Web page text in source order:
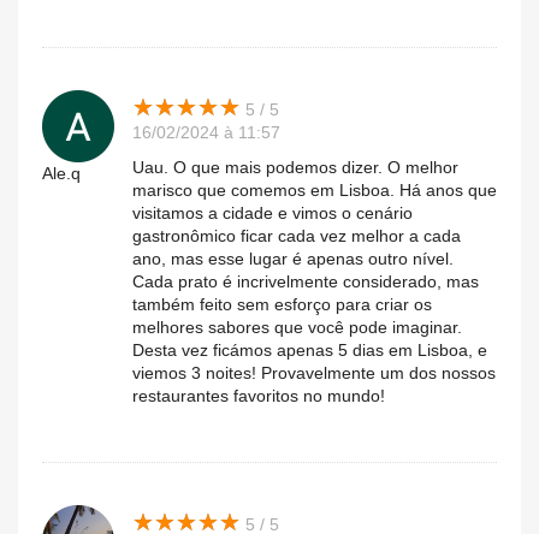
Ale.q
★★★★★
★★★★★ 5 / 5
16/02/2024 à 11:57
Uau. O que mais podemos dizer. O melhor
marisco que comemos em Lisboa. Há anos que
visitamos a cidade e vimos o cenário
gastronômico ficar cada vez melhor a cada
ano, mas esse lugar é apenas outro nível.
Cada prato é incrivelmente considerado, mas
também feito sem esforço para criar os
melhores sabores que você pode imaginar.
Desta vez ficámos apenas 5 dias em Lisboa, e
viemos 3 noites! Provavelmente um dos nossos
restaurantes favoritos no mundo!
★★★★★
★★★★★ 5 / 5